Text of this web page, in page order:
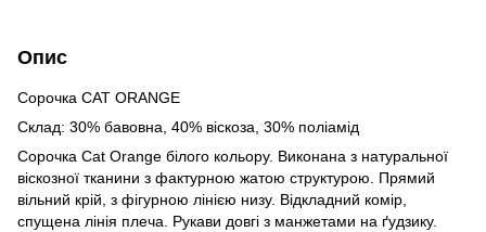
Опис
Сорочка CAT ORANGE
Склад: 30% бавовна, 40% віскоза, 30% поліамід
Сорочка Cat Orange білого кольору. Виконана з натуральної
віскозної тканини з фактурною жатою структурою. Прямий
вільний крій, з фігурною лінією низу. Відкладний комір,
спущена лінія плеча. Рукави довгі з манжетами на ґудзику.